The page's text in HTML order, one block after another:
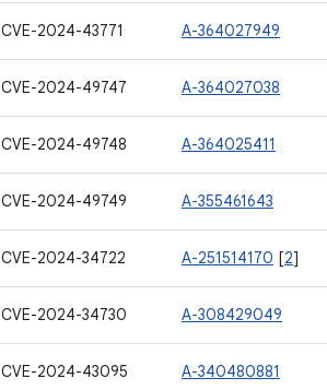
CVE-2024-43771 A-364027949
CVE-2024-49747 A-364027038
CVE-2024-49748 A-364025411
CVE-2024-49749 A-355461643
CVE-2024-34722 A-251514170 [2]
CVE-2024-34730 A-308429049
CVE-2024-43095 A-340480881